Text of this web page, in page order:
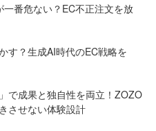
番危ない？EC不正注文を放
す？生成AI時代のEC戦略を
で成果と独自性を両立！ZOZO
させない体験設計